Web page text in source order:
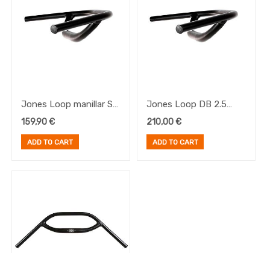
Portabultos
Jones Loop manillar SG
2.5 710 negro
159,90€
ADD TO CART
Jones Loop DB 2.5
manillar 710 negro
210,00€
ADD TO CART